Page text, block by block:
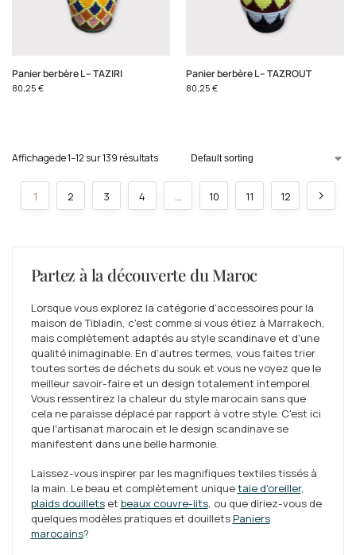
Panier berbère L – TAZIRI
80,25 €
Panier berbère L – TAZROUT
80,25 €
Affichage de 1–12 sur 139 résultats
1 2 3 4 … 10 11 12
Partez à la découverte du Maroc
Lorsque vous explorez la catégorie d'accessoires pour la
maison de Tibladin, c'est comme si vous étiez à Marrakech,
mais complètement adaptés au style scandinave et d'une
qualité inimaginable. En d’autres termes, vous faites trier
toutes sortes de déchets du souk et vous ne voyez que le
meilleur savoir-faire et un design totalement intemporel.
Vous ressentirez la chaleur du style marocain sans que
cela ne paraisse déplacé par rapport à votre style. C'est ici
que l'artisanat marocain et le design scandinave se
manifestent dans une belle harmonie.
Laissez-vous inspirer par les magnifiques textiles tissés à
la main. Le beau et complètement uniquetaie d'oreiller,
plaids douilletset beaux couvre-lits, ou que diriez-vous de
quelques modèles pratiques et douilletsPaniers
marocains?